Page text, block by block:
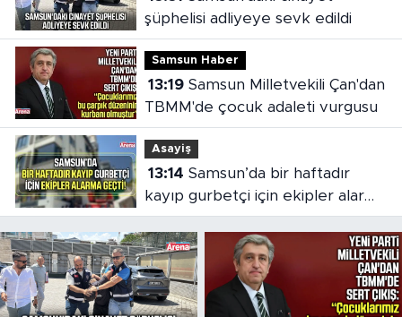
şüphelisi adliyeye sevk edildi
Samsun Haber
13:19Samsun Milletvekili Çan'dan
TBMM'de çocuk adaleti vurgusu
Asayiş
13:14
kayıp gurbetçi için ekipler alarma
geçti